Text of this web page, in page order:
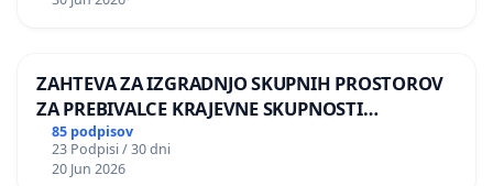
ZAHTEVA ZA IZGRADNJO SKUPNIH PROSTOROV
ZA PREBIVALCE KRAJEVNE SKUPNOSTI
PRESTRANEK
85 podpisov
23 Podpisi / 30 dni
20 Jun 2026